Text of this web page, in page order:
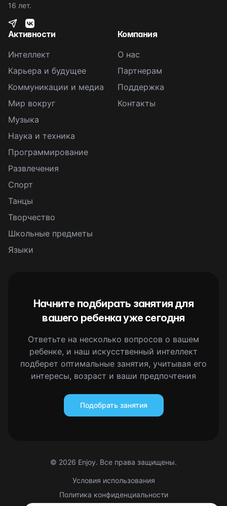
16 лет.
Активности
Интеллект
Карьера и будущее
Коммуникации и медиа
Мир вокруг
Музыка
Наука и техника
Программирование
Развлечения
Спорт
Танцы
Творчество
Школьные предметы
Языки
Компания
О нас
Партнерам
Поддержка
Контакты
Начните подбирать занятия для
вашего ребенка уже сегодня
Ответьте на несколько вопросов о вашем
ребенке, и наш искусственный интеллект
подберет оптимальные занятия, учитывая его
интересы, возраст и ваши предпочтения
Подобрать занятия
© 2026 Enjoy. Все права защищены.
Условия использования
Политика конфиденциальности